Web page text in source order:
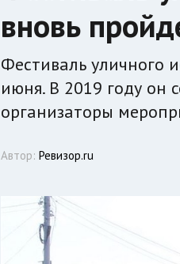
вновь
Фестиваль уличного
июня. В 2019 году он
организаторы
Автор:Ревизор.ru